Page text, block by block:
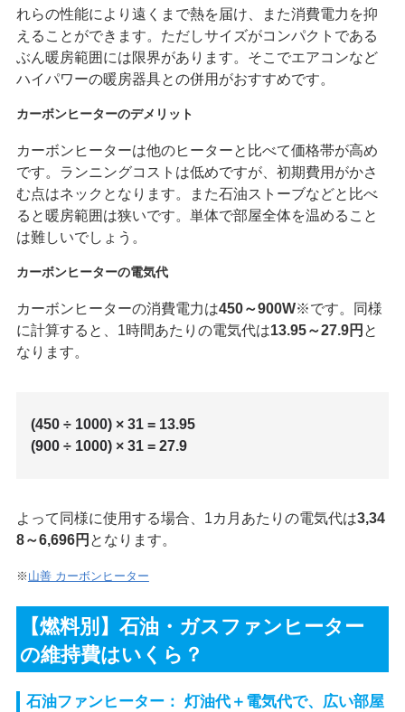
れらの性能により遠くまで熱を届け、また消費電力を抑
えることができます。ただしサイズがコンパクトである
ぶん暖房範囲には限界があります。そこでエアコンなど
ハイパワーの暖房器具との併用がおすすめです。
カーボンヒーターのデメリット
カーボンヒーターは他のヒーターと比べて価格帯が高め
です。ランニングコストは低めですが、初期費用がかさ
む点はネックとなります。また石油ストーブなどと比べ
ると暖房範囲は狭いです。単体で部屋全体を温めること
は難しいでしょう。
カーボンヒーターの電気代
カーボンヒーターの消費電力は450～900W※です。同様
に計算すると、1時間あたりの電気代は13.95～27.9円 と
なります。
(450 ÷ 1000) × 31 = 13.95
(900 ÷ 1000) × 31 = 27.9
よって同様に使用する場合、1カ月あたりの電気代は3,34
8～6,696円 となります。
※ 山善 カーボンヒーター
【燃料別】石油・ガスファンヒーター
の維持費はいくら？
石油ファンヒーター： 灯油代＋電気代で、広い部屋